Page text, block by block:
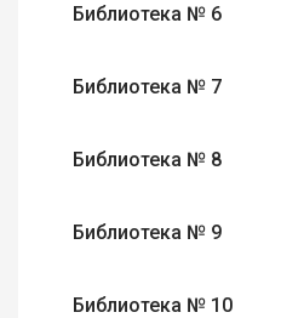
Библиотека № 6
Библиотека № 7
Библиотека № 8
Библиотека № 9
Библиотека № 10